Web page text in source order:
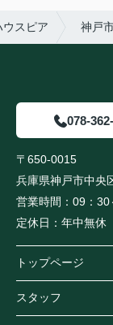
スピア 神戸
078-
〒650-0015
兵庫県神戸市中央
営業時間： 09：30
定休日： 年中無休
トップページ
スタッフ